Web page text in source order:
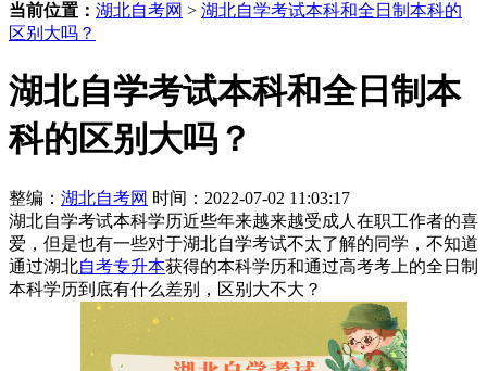
当前位置： 湖北自考网 > 湖北自学考试本科和全日制本科的
区别大吗？
湖北自学考试本科和全日制本
科的区别大吗？
整编： 湖北自考网 时间：2022-07-02 11:03:17
湖北自学考试本科学历近些年来越来越受成人在职工作者的喜
爱，但是也有一些对于湖北自学考试不太了解的同学，不知道
通过湖北自考专升本获得的本科学历和通过高考考上的全日制
本科学历到底有什么差别，区别大不大？